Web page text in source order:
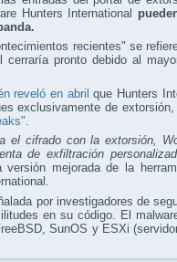
Hunters International
recientes" se
cerraría pronto debido al
reveló en abril que Hunters
exclusivamente de
el cifrado con la extorsión,
de exfiltración
mejorada de la
por investigadores de
en su código. El
SunOS y ESXi